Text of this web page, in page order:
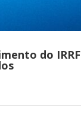
do IRRF